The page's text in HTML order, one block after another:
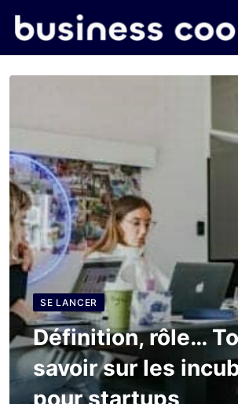
SE LANCER
Définition, rôle…
savoir sur les
pour startups